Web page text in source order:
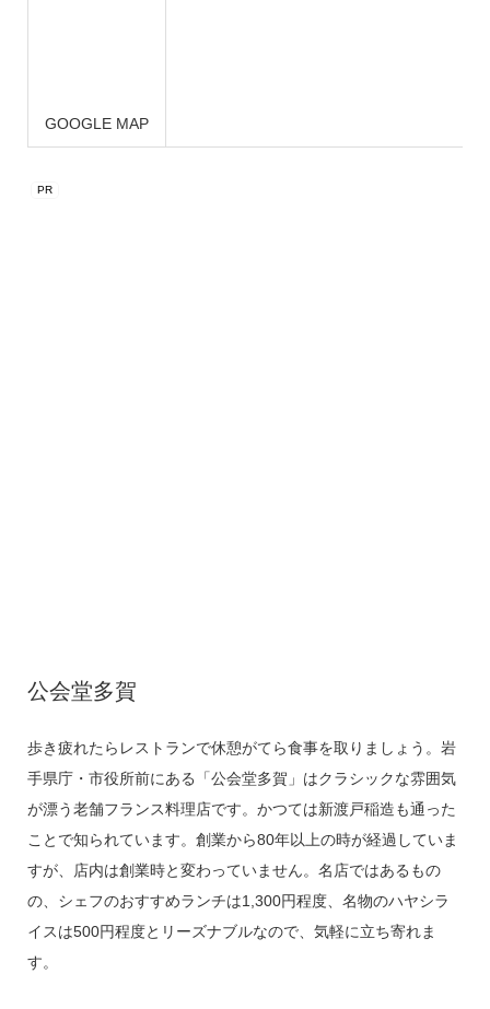
GOOGLE MAP
公会堂多賀
歩き疲れたらレストランで休憩がてら食事を取りましょう。岩
手県庁・市役所前にある「公会堂多賀」はクラシックな雰囲気
が漂う老舗フランス料理店です。かつては新渡戸稲造も通った
ことで知られています。創業から80年以上の時が経過していま
すが、店内は創業時と変わっていません。名店ではあるもの
の、シェフのおすすめランチは1,300円程度、名物のハヤシラ
イスは500円程度とリーズナブルなので、気軽に立ち寄れま
す。